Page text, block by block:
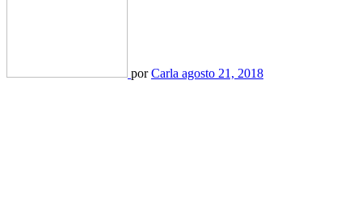
porCarla agosto 21, 2018